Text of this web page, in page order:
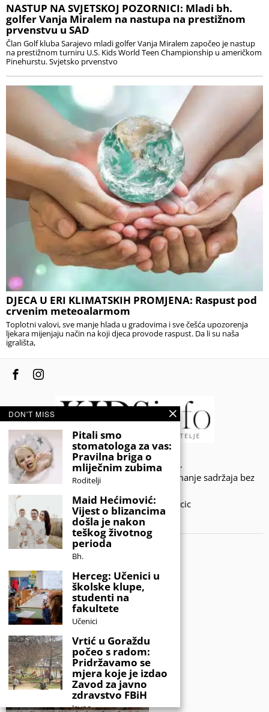
NASTUP NA SVJETSKOJ POZORNICI: Mladi bh.
golfer Vanja Miralem na nastupa na prestižnom
prvenstvu u SAD
Član Golf kluba Sarajevo mladi golfer Vanja Miralem započeo je nastup
na prestižnom turniru U.S. Kids World Teen Championship u američkom
Pinehurstu. Svjetsko prvenstvo
DJECA U ERI KLIMATSKIH PROMJENA: Raspust pod
crvenim meteoalarmom
Toplotni valovi, sve manje hlada u gradovima i sve češća upozorenja
ljekara mijenjaju način na koji djeca provode raspust. Da li su naša
igrališta,
© 2020 - KIDSINFO.BA.
Sva prava zadržana. Zabranjeno preuzimanje sadržaja bez
Developed by Amar SIjercic
IZAŠAO JE NOVI MAGAZIN!
DON'T MISS
Pitali smo
stomatologa za vas:
Pravilna briga o
mliječnim zubima
Roditelji
Maid Hećimović:
Vijest o blizancima
došla je nakon
teškog životnog
perioda
Bh.
Herceg: Učenici u
školske klupe,
studenti na
fakultete
Učenici
Vrtić u Goraždu
počeo s radom:
Pridržavamo se
mjera koje je izdao
Zavod za javno
zdravstvo FBiH
Javna